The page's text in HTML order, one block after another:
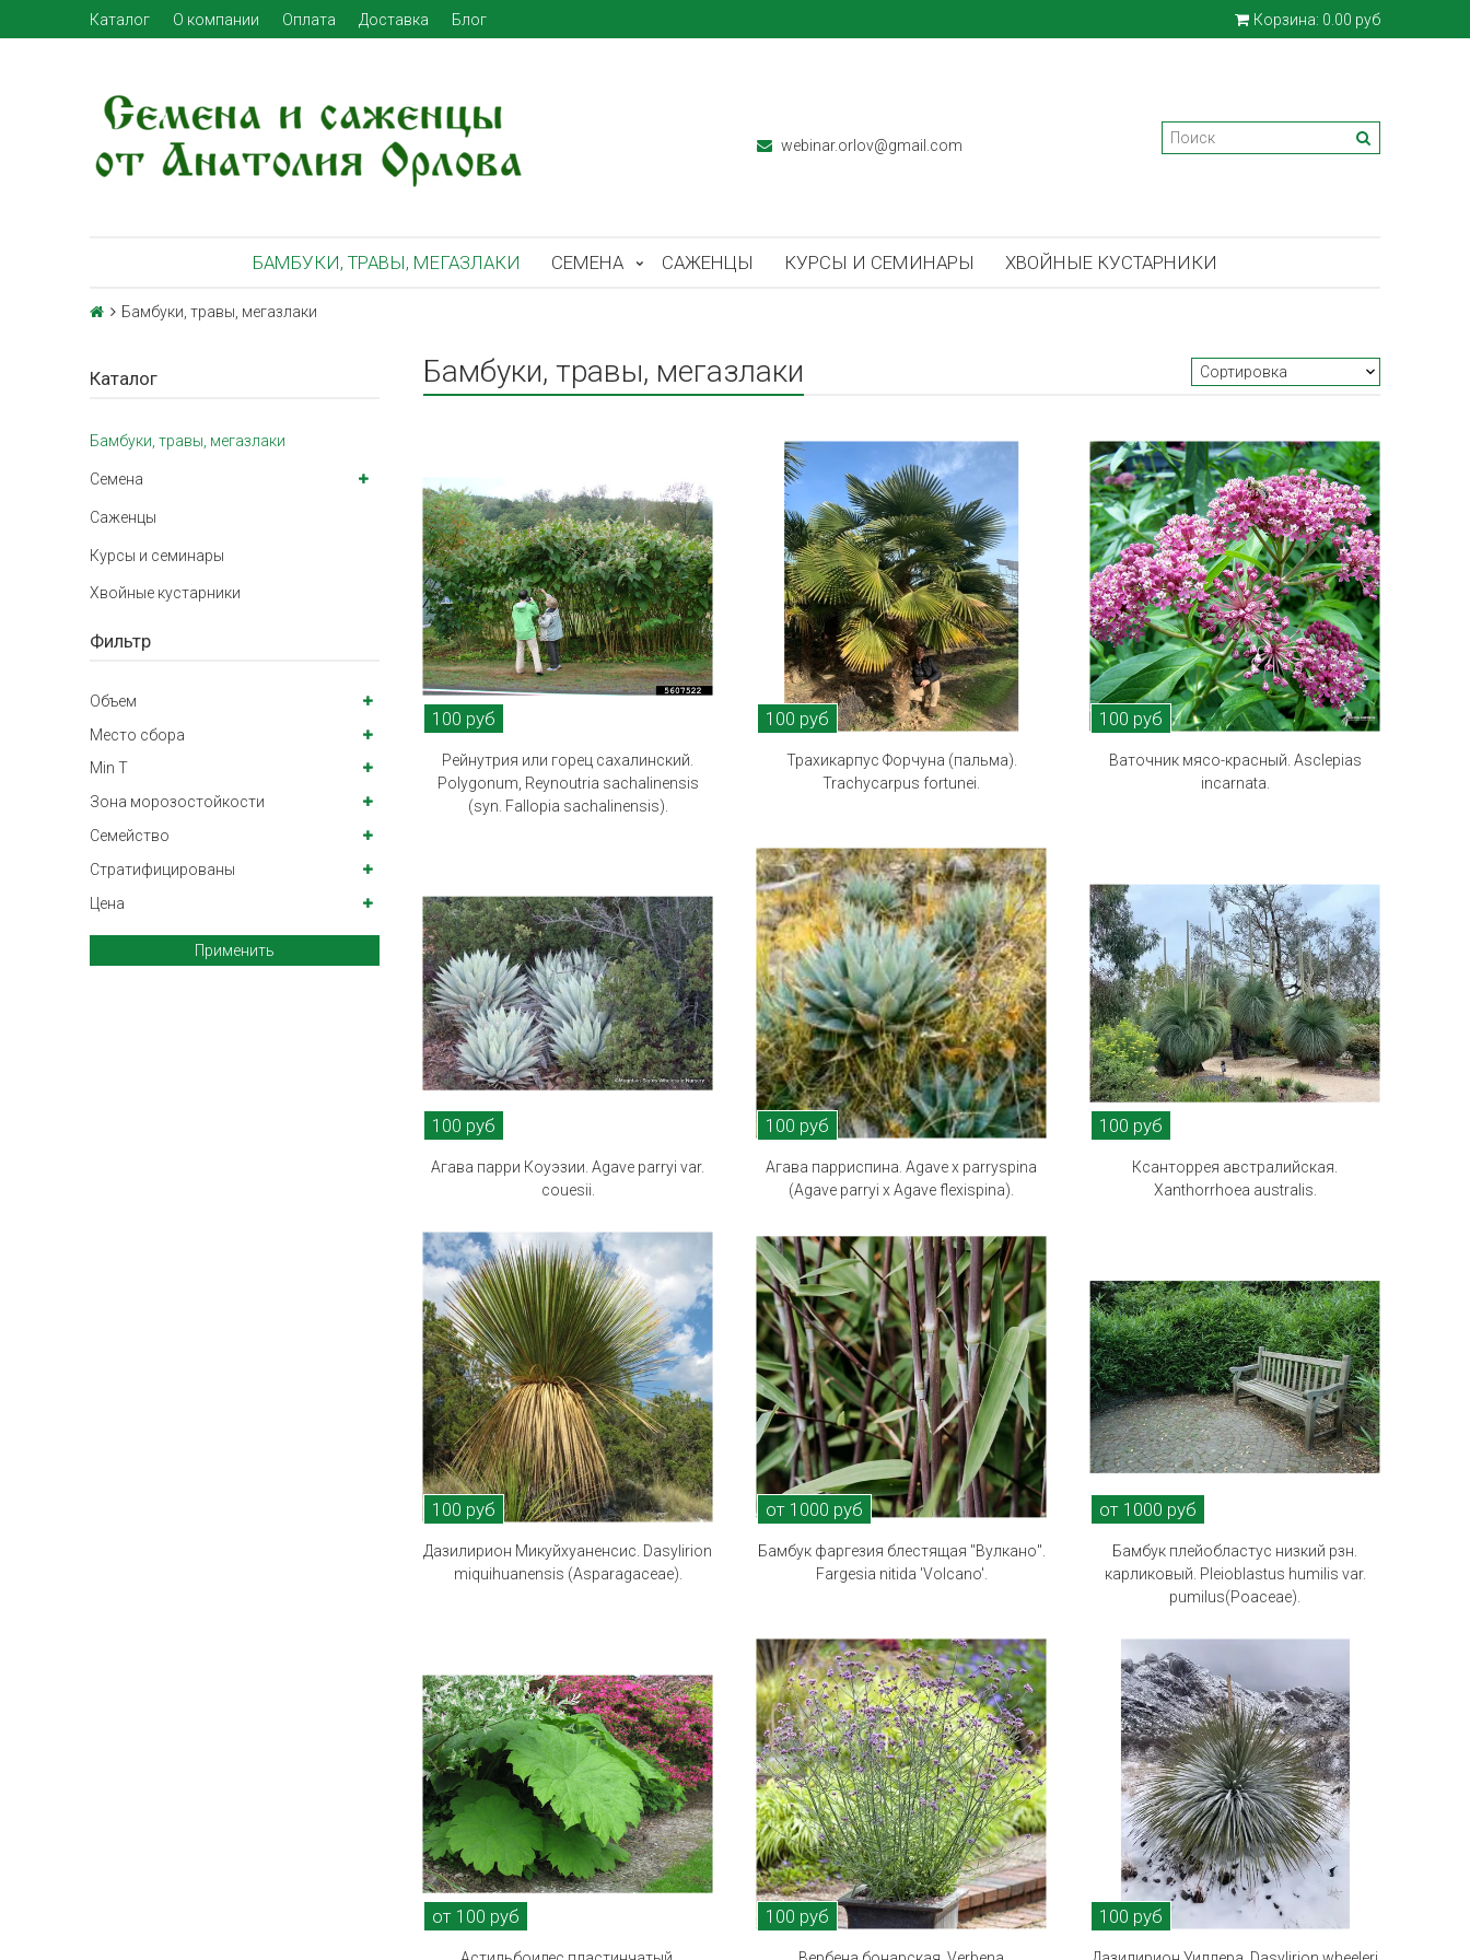
Каталог О компании Оплата Доставка Блог Корзина: 0.00 руб
webinar.orlov@gmail.com
БАМБУКИ, ТРАВЫ, МЕГАЗЛАКИ СЕМЕНА САЖЕНЦЫ КУРСЫ И СЕМИНАРЫ ХВОЙНЫЕ КУСТАРНИКИ
Бамбуки, травы, мегазлаки
Каталог
Бамбуки, травы, мегазлаки
Семена
Саженцы
Курсы и семинары
Хвойные кустарники
Фильтр
Объем
Место сбора
Min T
Зона морозостойкости
Семейство
Стратифицированы
Цена
Применить
Бамбуки, травы, мегазлаки
100 руб
Рейнутрия или горец сахалинский.
Polygonum, Reynoutria sachalinensis
(syn. Fallopia sachalinensis).
100 руб
Трахикарпус Форчуна (пальма).
Trachycarpus fortunei.
100 руб
Ваточник мясо-красный. Asclepias
incarnata.
100 руб
Агава парри Коуэзии. Agave parryi var.
couesii.
100 руб
Агава парриспина. Agave x parryspina
(Agave parryi x Аgave flexispina).
100 руб
Ксанторрея австралийская.
Xanthorrhoea australis.
100 руб
Дазилирион Микуйхуаненсис. Dasylirion
miquihuanensis (Asparagaceae).
от 1000 руб
Бамбук фаргезия блестящая "Вулкано".
Fargesia nitida 'Volcano'.
от 1000 руб
Бамбук плейобластус низкий рзн.
карликовый. Pleioblastus humilis var.
pumilus(Poaceae).
от 100 руб 100 руб 100 руб